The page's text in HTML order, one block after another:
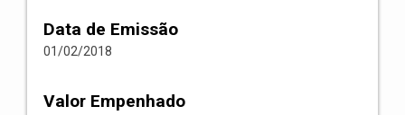
Data de Emissão
01/02/2018
Valor Empenhado